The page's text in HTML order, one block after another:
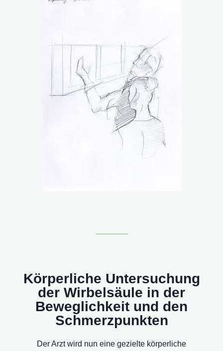
Körperliche Untersuchung
der Wirbelsäule in der
Beweglichkeit und den
Schmerzpunkten
Der Arzt wird nun eine gezielte körperliche